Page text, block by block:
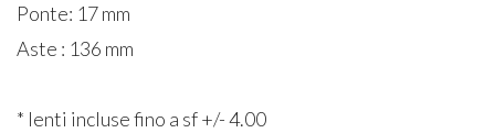
Ponte: 17 mm
Aste : 136 mm
* lenti incluse fino a sf +/- 4.00